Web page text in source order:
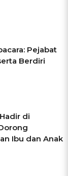
Pejabat
Berdiri
di
Ibu dan Anak